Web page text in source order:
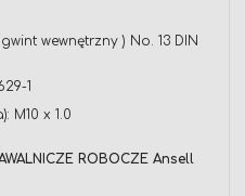
wewnętrzny ) No. 13 DIN
1
M10 x 1.0
ROBOCZE Ansell